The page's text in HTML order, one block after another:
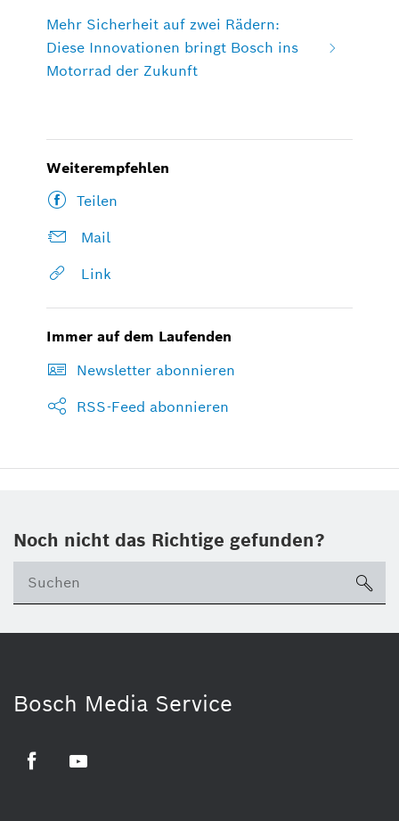
Mehr Sicherheit auf zwei Rädern:
Diese Innovationen bringt Bosch ins
Motorrad der Zukunft
Weiterempfehlen
Teilen
Mail
Link
Immer auf dem Laufenden
Newsletter abonnieren
RSS-Feed abonnieren
Noch nicht das Richtige gefunden?
Bosch Media Service